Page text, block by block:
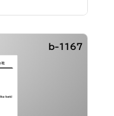
b-1167